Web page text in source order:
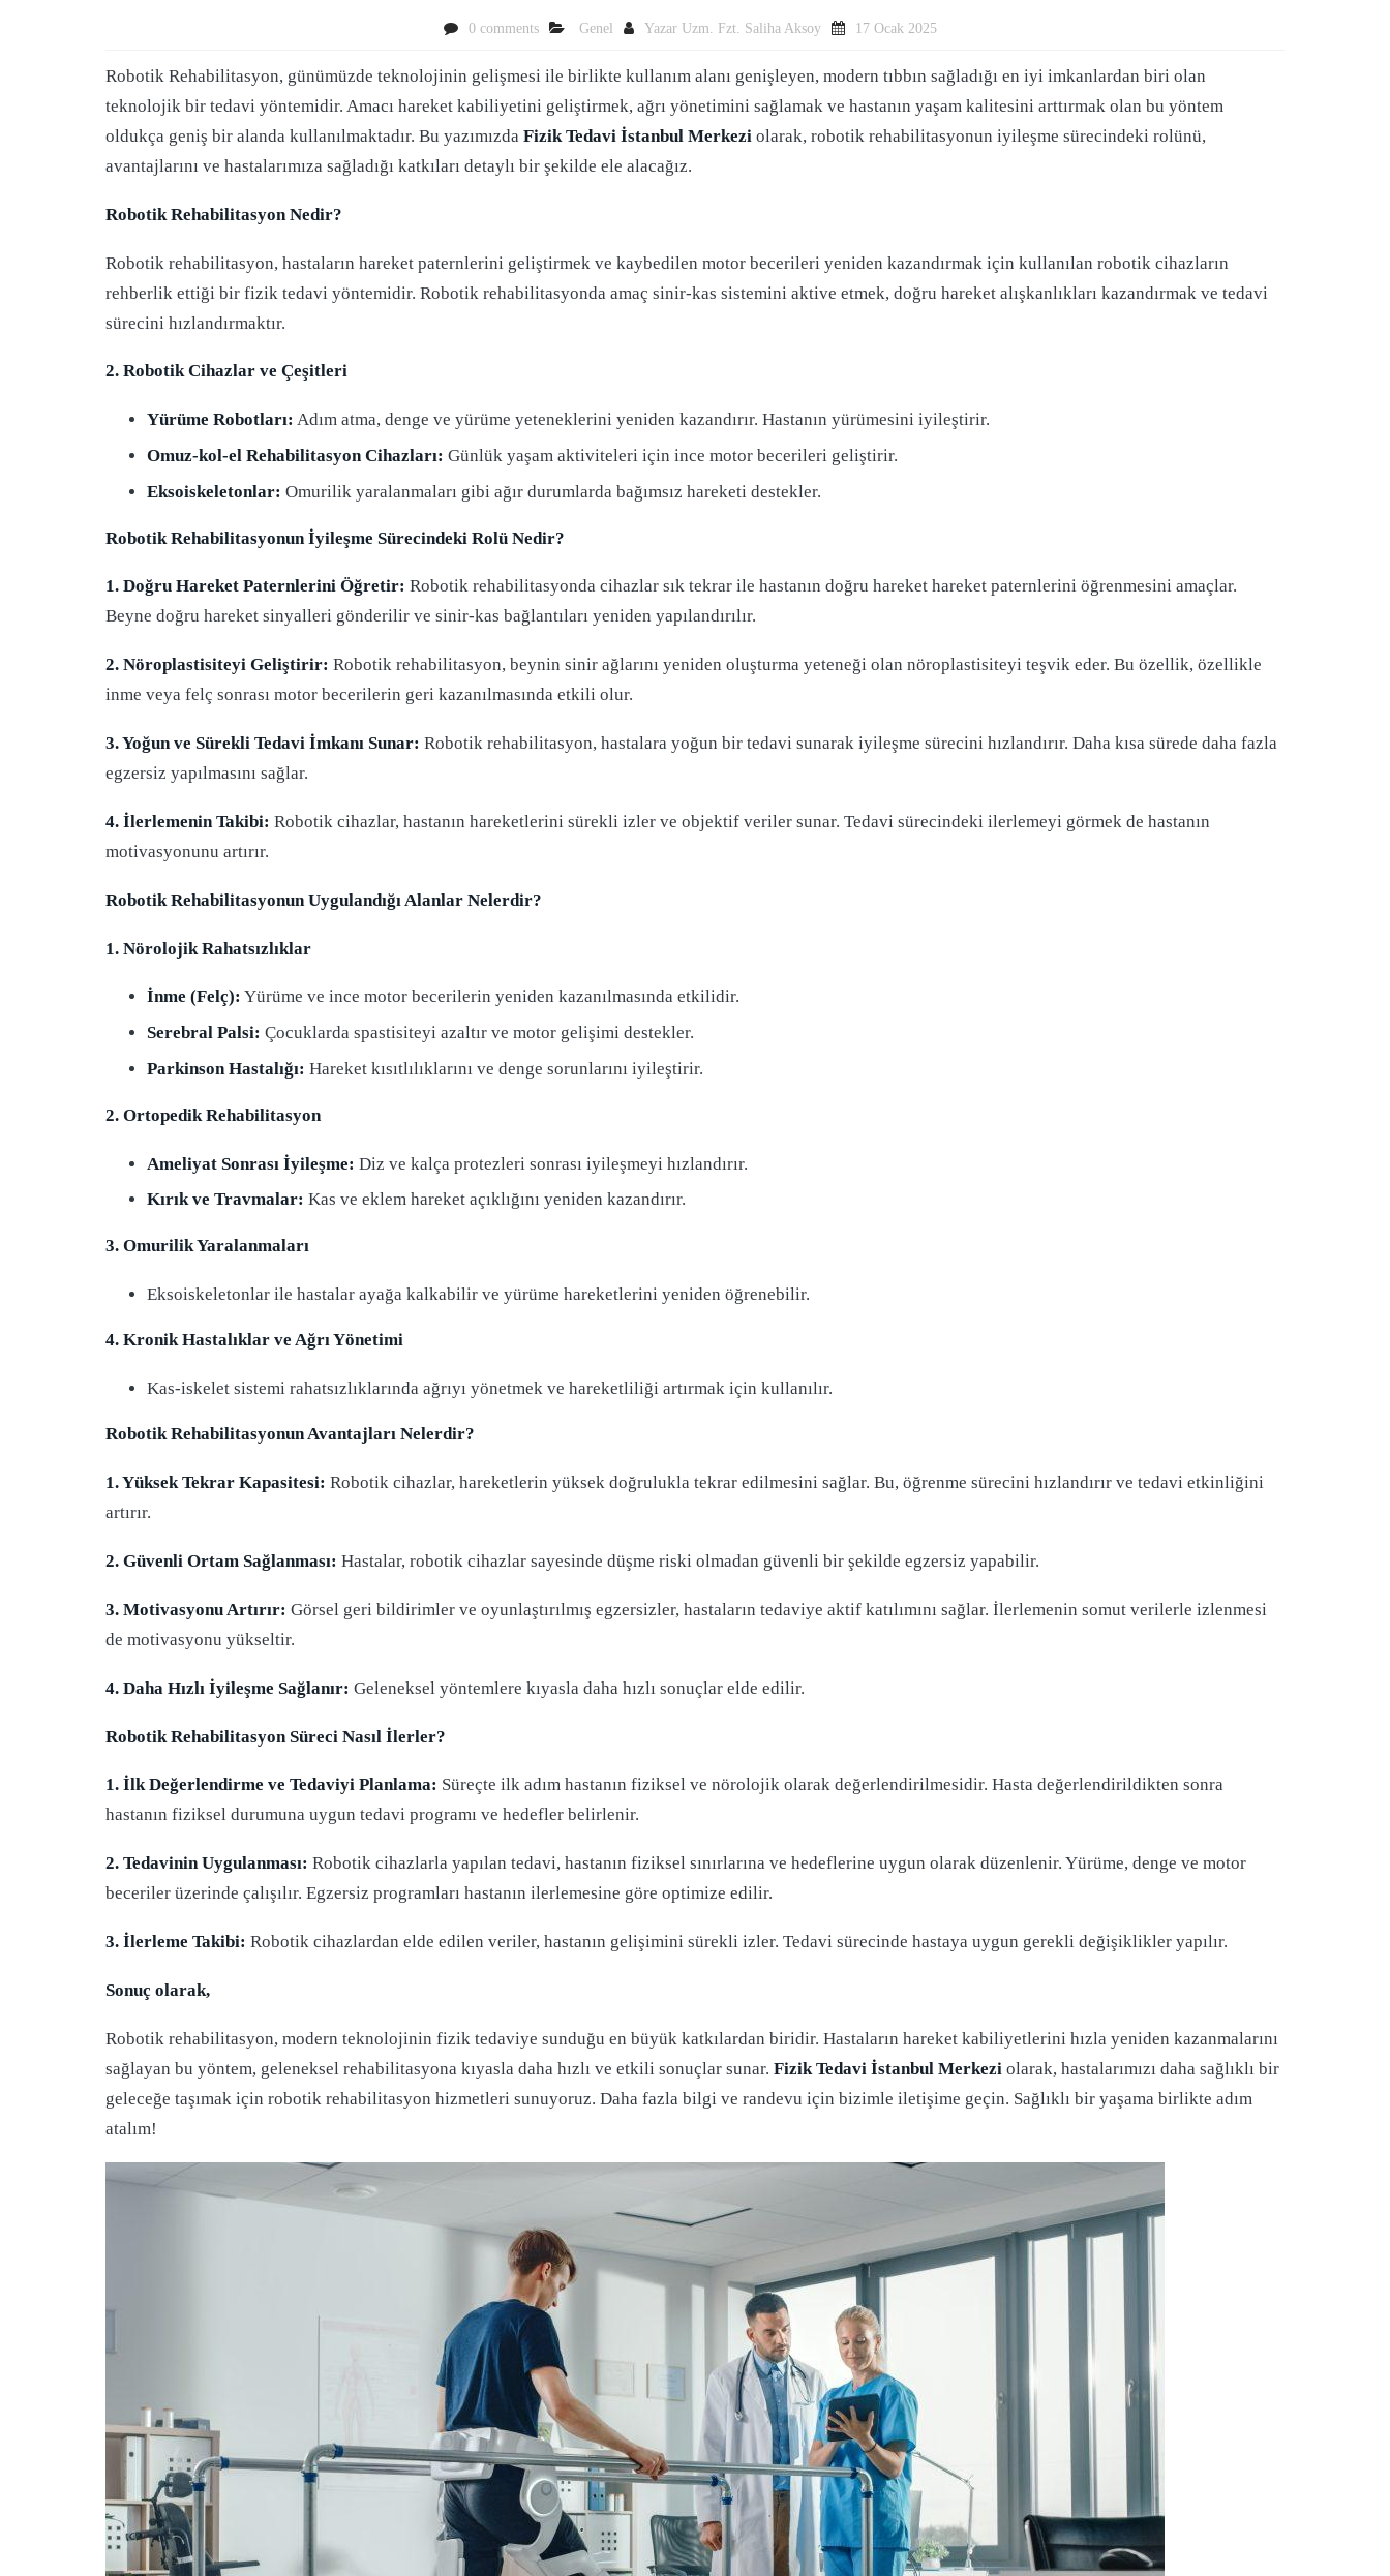
0 comments Genel Yazar Uzm. Fzt. Saliha Aksoy 17 Ocak 2025
Robotik Rehabilitasyon, günümüzde teknolojinin gelişmesi ile birlikte kullanım alanı genişleyen, modern tıbbın sağladığı en iyi imkanlardan biri olan
teknolojik bir tedavi yöntemidir. Amacı hareket kabiliyetini geliştirmek, ağrı yönetimini sağlamak ve hastanın yaşam kalitesini arttırmak olan bu yöntem
oldukça geniş bir alanda kullanılmaktadır. Bu yazımızda Fizik Tedavi İstanbul Merkezi olarak, robotik rehabilitasyonun iyileşme sürecindeki rolünü,
avantajlarını ve hastalarımıza sağladığı katkıları detaylı bir şekilde ele alacağız.
Robotik Rehabilitasyon Nedir?
Robotik rehabilitasyon, hastaların hareket paternlerini geliştirmek ve kaybedilen motor becerileri yeniden kazandırmak için kullanılan robotik cihazların
rehberlik ettiği bir fizik tedavi yöntemidir. Robotik rehabilitasyonda amaç sinir-kas sistemini aktive etmek, doğru hareket alışkanlıkları kazandırmak ve tedavi
sürecini hızlandırmaktır.
2. Robotik Cihazlar ve Çeşitleri
Yürüme Robotları: Adım atma, denge ve yürüme yeteneklerini yeniden kazandırır. Hastanın yürümesini iyileştirir.
Omuz-kol-el Rehabilitasyon Cihazları: Günlük yaşam aktiviteleri için ince motor becerileri geliştirir.
Eksoiskeletonlar: Omurilik yaralanmaları gibi ağır durumlarda bağımsız hareketi destekler.
Robotik Rehabilitasyonun İyileşme Sürecindeki Rolü Nedir?
1. Doğru Hareket Paternlerini Öğretir: Robotik rehabilitasyonda cihazlar sık tekrar ile hastanın doğru hareket hareket paternlerini öğrenmesini amaçlar.
Beyne doğru hareket sinyalleri gönderilir ve sinir-kas bağlantıları yeniden yapılandırılır.
2. Nöroplastisiteyi Geliştirir: Robotik rehabilitasyon, beynin sinir ağlarını yeniden oluşturma yeteneği olan nöroplastisiteyi teşvik eder. Bu özellik, özellikle
inme veya felç sonrası motor becerilerin geri kazanılmasında etkili olur.
3. Yoğun ve Sürekli Tedavi İmkanı Sunar: Robotik rehabilitasyon, hastalara yoğun bir tedavi sunarak iyileşme sürecini hızlandırır. Daha kısa sürede daha fazla
egzersiz yapılmasını sağlar.
4. İlerlemenin Takibi: Robotik cihazlar, hastanın hareketlerini sürekli izler ve objektif veriler sunar. Tedavi sürecindeki ilerlemeyi görmek de hastanın
motivasyonunu artırır.
Robotik Rehabilitasyonun Uygulandığı Alanlar Nelerdir?
1. Nörolojik Rahatsızlıklar
İnme (Felç): Yürüme ve ince motor becerilerin yeniden kazanılmasında etkilidir.
Serebral Palsi: Çocuklarda spastisiteyi azaltır ve motor gelişimi destekler.
Parkinson Hastalığı: Hareket kısıtlılıklarını ve denge sorunlarını iyileştirir.
2. Ortopedik Rehabilitasyon
Ameliyat Sonrası İyileşme: Diz ve kalça protezleri sonrası iyileşmeyi hızlandırır.
Kırık ve Travmalar: Kas ve eklem hareket açıklığını yeniden kazandırır.
3. Omurilik Yaralanmaları
Eksoiskeletonlar ile hastalar ayağa kalkabilir ve yürüme hareketlerini yeniden öğrenebilir.
4. Kronik Hastalıklar ve Ağrı Yönetimi
Kas-iskelet sistemi rahatsızlıklarında ağrıyı yönetmek ve hareketliliği artırmak için kullanılır.
Robotik Rehabilitasyonun Avantajları Nelerdir?
1. Yüksek Tekrar Kapasitesi: Robotik cihazlar, hareketlerin yüksek doğrulukla tekrar edilmesini sağlar. Bu, öğrenme sürecini hızlandırır ve tedavi etkinliğini
artırır.
2. Güvenli Ortam Sağlanması: Hastalar, robotik cihazlar sayesinde düşme riski olmadan güvenli bir şekilde egzersiz yapabilir.
3. Motivasyonu Artırır: Görsel geri bildirimler ve oyunlaştırılmış egzersizler, hastaların tedaviye aktif katılımını sağlar. İlerlemenin somut verilerle izlenmesi
de motivasyonu yükseltir.
4. Daha Hızlı İyileşme Sağlanır: Geleneksel yöntemlere kıyasla daha hızlı sonuçlar elde edilir.
Robotik Rehabilitasyon Süreci Nasıl İlerler?
1. İlk Değerlendirme ve Tedaviyi Planlama: Süreçte ilk adım hastanın fiziksel ve nörolojik olarak değerlendirilmesidir. Hasta değerlendirildikten sonra
hastanın fiziksel durumuna uygun tedavi programı ve hedefler belirlenir.
2. Tedavinin Uygulanması: Robotik cihazlarla yapılan tedavi, hastanın fiziksel sınırlarına ve hedeflerine uygun olarak düzenlenir. Yürüme, denge ve motor
beceriler üzerinde çalışılır. Egzersiz programları hastanın ilerlemesine göre optimize edilir.
3. İlerleme Takibi: Robotik cihazlardan elde edilen veriler, hastanın gelişimini sürekli izler. Tedavi sürecinde hastaya uygun gerekli değişiklikler yapılır.
Sonuç olarak,
Robotik rehabilitasyon, modern teknolojinin fizik tedaviye sunduğu en büyük katkılardan biridir. Hastaların hareket kabiliyetlerini hızla yeniden kazanmalarını
sağlayan bu yöntem, geleneksel rehabilitasyona kıyasla daha hızlı ve etkili sonuçlar sunar. Fizik Tedavi İstanbul Merkezi olarak, hastalarımızı daha sağlıklı bir
geleceğe taşımak için robotik rehabilitasyon hizmetleri sunuyoruz. Daha fazla bilgi ve randevu için bizimle iletişime geçin. Sağlıklı bir yaşama birlikte adım
atalım!